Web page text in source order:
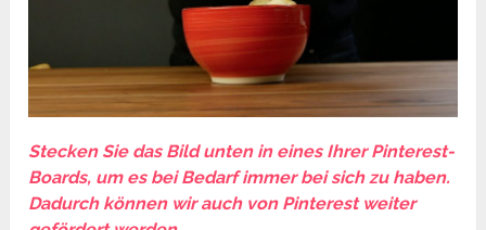
Stecken Sie das Bild unten in eines Ihrer Pinterest-
Boards, um es bei Bedarf immer bei sich zu haben.
Dadurch können wir auch von Pinterest weiter